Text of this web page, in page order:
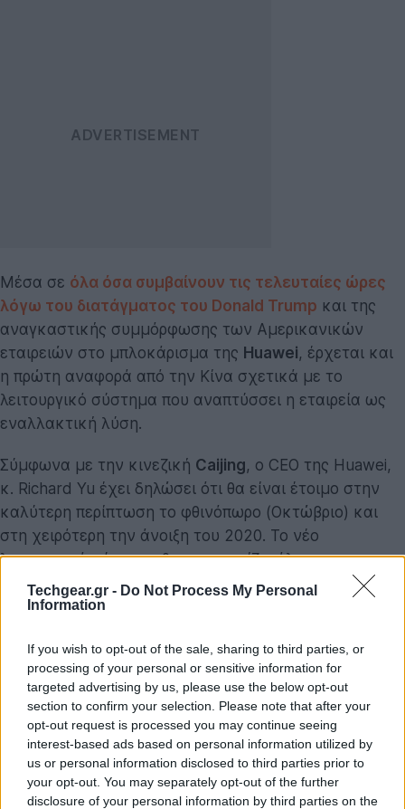
Techgear.gr - Do Not Process My Personal
Information
If you wish to opt-out of the sale, sharing to third parties, or
processing of your personal or sensitive information for
targeted advertising by us, please use the below opt-out
section to confirm your selection. Please note that after your
opt-out request is processed you may continue seeing
interest-based ads based on personal information utilized by
us or personal information disclosed to third parties prior to
your opt-out. You may separately opt-out of the further
disclosure of your personal information by third parties on the
Μέσα σε όλα όσα συμβαίνουν τις τελευταίες ώρες
λόγω του διατάγματος του Donald Trump και της
αναγκαστικής συμμόρφωσης των Αμερικανικών
εταιρειών στο μπλοκάρισμα της Huawei, έρχεται και
η πρώτη αναφορά από την Κίνα σχετικά με το
λειτουργικό σύστημα που αναπτύσσει η εταιρεία ως
εναλλακτική λύση.
Σύμφωνα με την κινεζική Caijing, ο CEO της Ηuawei,
κ. Richard Yu έχει δηλώσει ότι θα είναι έτοιμο στην
καλύτερη περίπτωση το φθινόπωρο (Οκτώβριο) και
στη χειρότερη την άνοιξη του 2020. Το νέο
λειτουργικό σύστημα θα υποστηρίζει όλες τις
εφαρμογές Android και web, ενώ θα χρησιμοποιείται
από smartphones, υπολογιστές, tablets, τηλεοράσεις,